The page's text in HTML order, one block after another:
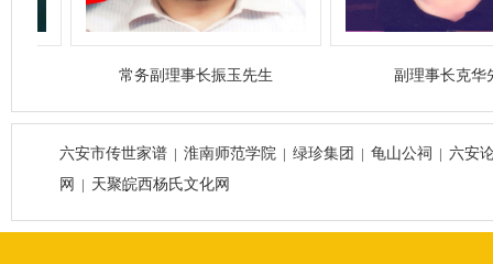
常务副理事长振玉先生 副理事长克华先生
六安市传世家谱 | 淮南师范学院 | 绿珍集团 | 龟山公祠 | 六安
网
| 天聚皖西杨氏文化网